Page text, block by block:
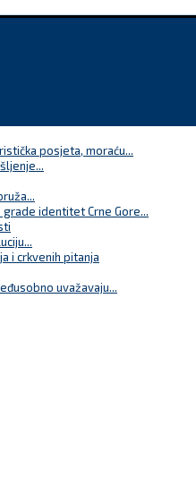
posjeta, moraću...
identitet Crne Gore...
i crkvenih pitanja
uvažavaju...